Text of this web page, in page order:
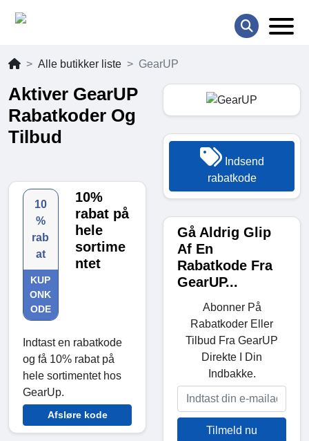
Alle butikker liste GearUP
Aktiver GearUP
Rabatkoder Og
Tilbud
10
%
rab
at
KUP
ONK
ODE
10%
rabat på
hele
sortime
ntet
Indtast en rabatkode
og få 10% rabat på
hele sortimentet hos
GearUp.
Afsløre kode
Indsend
rabatkode
Gå Aldrig Glip
Af En
Rabatkode Fra
GearUP...
Abonner På
Rabatkoder Eller
Tilbud Fra GearUP
Direkte I Din
Indbakke.
Tilmeld nu